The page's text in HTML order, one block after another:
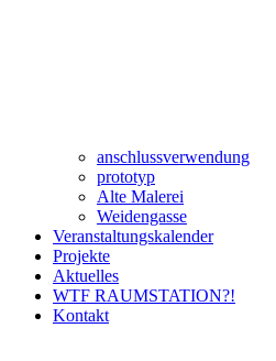
anschlussverwendung
prototyp
Alte Malerei
Weidengasse
Veranstaltungskalender
Projekte
Aktuelles
WTF RAUMSTATION?!
Kontakt